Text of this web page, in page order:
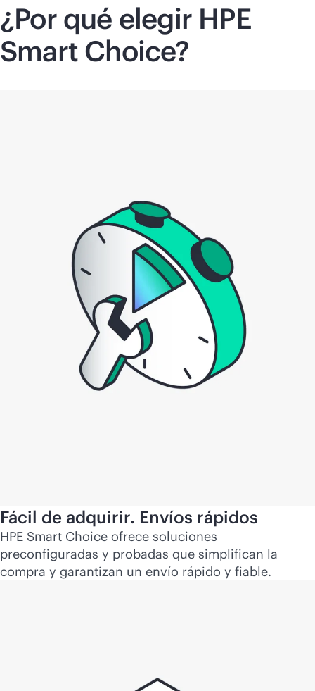
¿Por qué elegir HPE
Smart Choice?
Fácil de adquirir. Envíos rápidos
HPE Smart Choice ofrece soluciones
preconfiguradas y probadas que simplifican la
compra y garantizan un envío rápido y fiable.